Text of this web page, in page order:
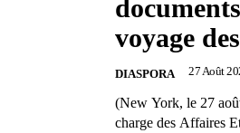
voyage
DIASPORA 27 Août
(New York, le 27
charge des Affaires